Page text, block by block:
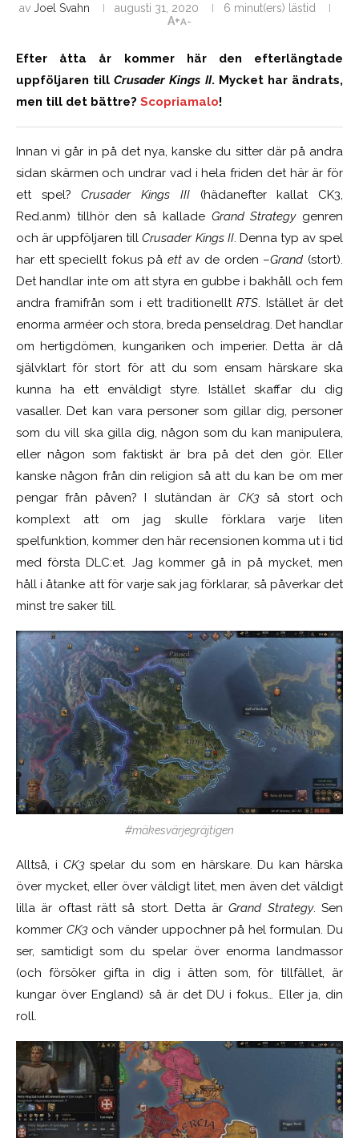
av Joel Svahn augusti 31, 2020
6 minut(ers) lästid
A+A-
Efter åtta år kommer här den efterlängtade
uppföljaren tillCrusader Kings II. Mycket har ändrats,
men till det bättre? Scopriamalo!
Innan vi går in på det nya, kanske du sitter där på andra
sidan skärmen och undrar vad i hela friden det här är för
ett spel?Crusader Kings III(hädanefter kallat CK3,
Red.anm) tillhör den så kallade Grand Strategy genren
och är uppföljaren tillCrusader Kings II. Denna typ av spel
har ett speciellt fokus på ettav de orden –Grand (stort).
Det handlar inte om att styra en gubbe i bakhåll och fem
andra framifrån som i ett traditionelltRTS. Istället är det
enorma arméer och stora, breda penseldrag. Det handlar
om hertigdömen, kungariken och imperier. Detta är då
självklart för stort för att du som ensam härskare ska
kunna ha ett enväldigt styre. Istället skaffar du dig
vasaller. Det kan vara personer som gillar dig, personer
som du vill ska gilla dig, någon som du kan manipulera,
eller någon som faktiskt är bra på det den gör. Eller
kanske någon från din religion så att du kan be om mer
pengar från påven? I slutändan är CK3så stort och
komplext att om jag skulle förklara varje liten
spelfunktion, kommer den här recensionen komma ut i tid
med första DLC:et. Jag kommer gå in på mycket, men
håll i åtanke att för varje sak jag förklarar, så påverkar det
minst tre saker till.
#mäkesvärjegräjtigen
Alltså, i CK3spelar du som en härskare. Du kan härska
över mycket, eller över väldigt litet, men även det väldigt
lilla är oftast rätt så stort. Detta ärGrand Strategy. Sen
kommer CK3 och vänder uppochner på hel formulan. Du
ser, samtidigt som du spelar över enorma landmassor
(och försöker gifta in dig i ätten som, för tillfället, är
kungar över England) så är det DU i fokus… Eller ja, din
roll.